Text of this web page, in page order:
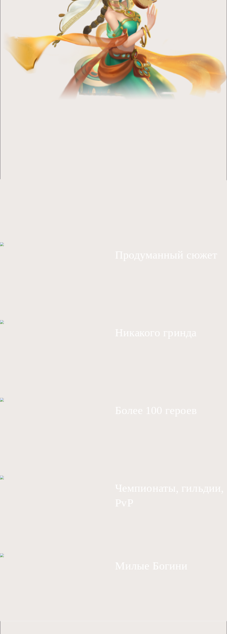
Продуманный сюжет
Никакого гринда
Более 100 героев
Чемпионаты, гильдии,
PvP
Милые Богини